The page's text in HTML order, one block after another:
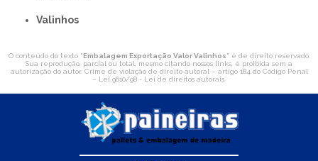
Valinhos
O conteúdo do texto " Embalagem Exportação Valor Valinhos" é de direito reservado.
Sua reprodução, parcial ou total, mesmo citando nossos links, é proibida sem a
autorização do autor. Crime de violação de direito autoral – artigo 184 do Código Penal
– Lei 9610/98 - Lei de direitos autorais.